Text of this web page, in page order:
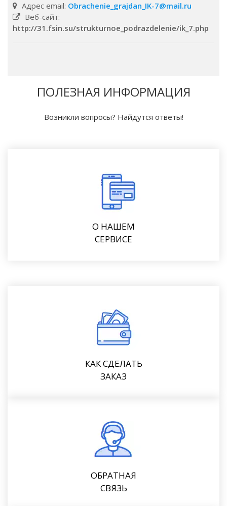
Адрес email: Obrachenie_grajdan_IK-7@mail.ru
Веб-сайт:
http://31.fsin.su/strukturnoe_podrazdelenie/ik_7.php
ПОЛЕЗНАЯ ИНФОРМАЦИЯ
Возникли вопросы? Найдутся ответы!
О НАШЕМ
СЕРВИСЕ
КАК СДЕЛАТЬ
ЗАКАЗ
ОБРАТНАЯ
СВЯЗЬ